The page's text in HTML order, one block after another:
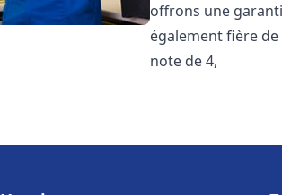
offrons une
également fière
note de 4,